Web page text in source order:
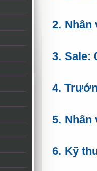
2. Nhân
3. Sale:
4.
5. Nhân
6. Kỹ